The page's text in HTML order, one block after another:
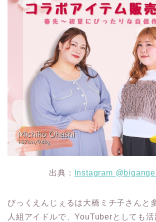
出典： Instagram
びっくえんじぇるは大橋ミチ子さんと
人組アイドルで、YouTuberとしても活